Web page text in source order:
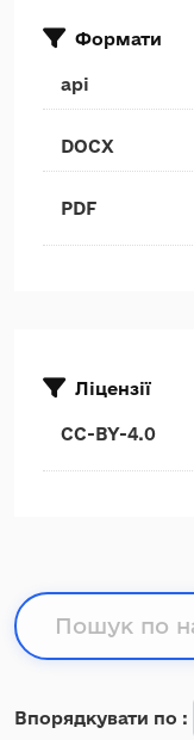
Формати
api
DOCX
PDF
Ліцензії
CC-BY-4.0
Впорядкувати по